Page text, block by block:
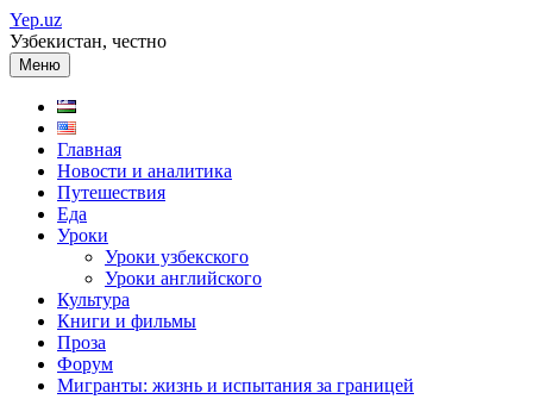
Перейти
к
содержимому
Yep.uz
Узбекистан, честно
Меню
Главная
Новости и аналитика
Путешествия
Еда
Уроки
Уроки узбекского
Уроки английского
Культура
Книги и фильмы
Проза
Форум
Мигранты: жизнь и испытания за границей